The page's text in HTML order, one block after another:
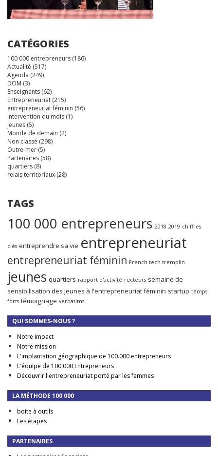
CATÉGORIES
100 000 entrepreneurs (186)
Actualité (517)
Agenda (249)
DOM (3)
Enseignants (62)
Entrepreneuriat (215)
entrepreneuriat féminin (56)
Intervention du mois (1)
jeunes (5)
Monde de demain (2)
Non classé (298)
Outre-mer (5)
Partenaires (58)
quartiers (8)
relais territoriaux (28)
TAGS
100 000 entrepreneurs 2018 2019 chiffres
clés entreprendre sa vie entrepreneuriat
entrepreneuriat féminin French tech tremplin
jeunes quartiers rapport d'activité recteurs semaine de
sensibilisation des jeunes à l'entrepreneuriat féminin startup temps
forts témoignage verbatims
QUI SOMMES-NOUS ?
Notre impact
Notre mission
L'implantation géographique de 100.000 entrepreneurs
L'équipe de 100 000 Entrepreneurs
Découvrir l'entrepreneuriat porté par les femmes
LA MÉTHODE 100 000
boite à outils
Les étapes
PARTENAIRES